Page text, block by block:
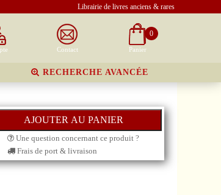
Librairie de livres anciens & rares
Contact
0
Panier
RECHERCHE AVANCÉE
Une question concernant ce produit ?
Frais de port & livraison